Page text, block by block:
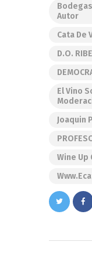
Autor
Cata De
D.O.
El Vino
Joaquin
Wine Up